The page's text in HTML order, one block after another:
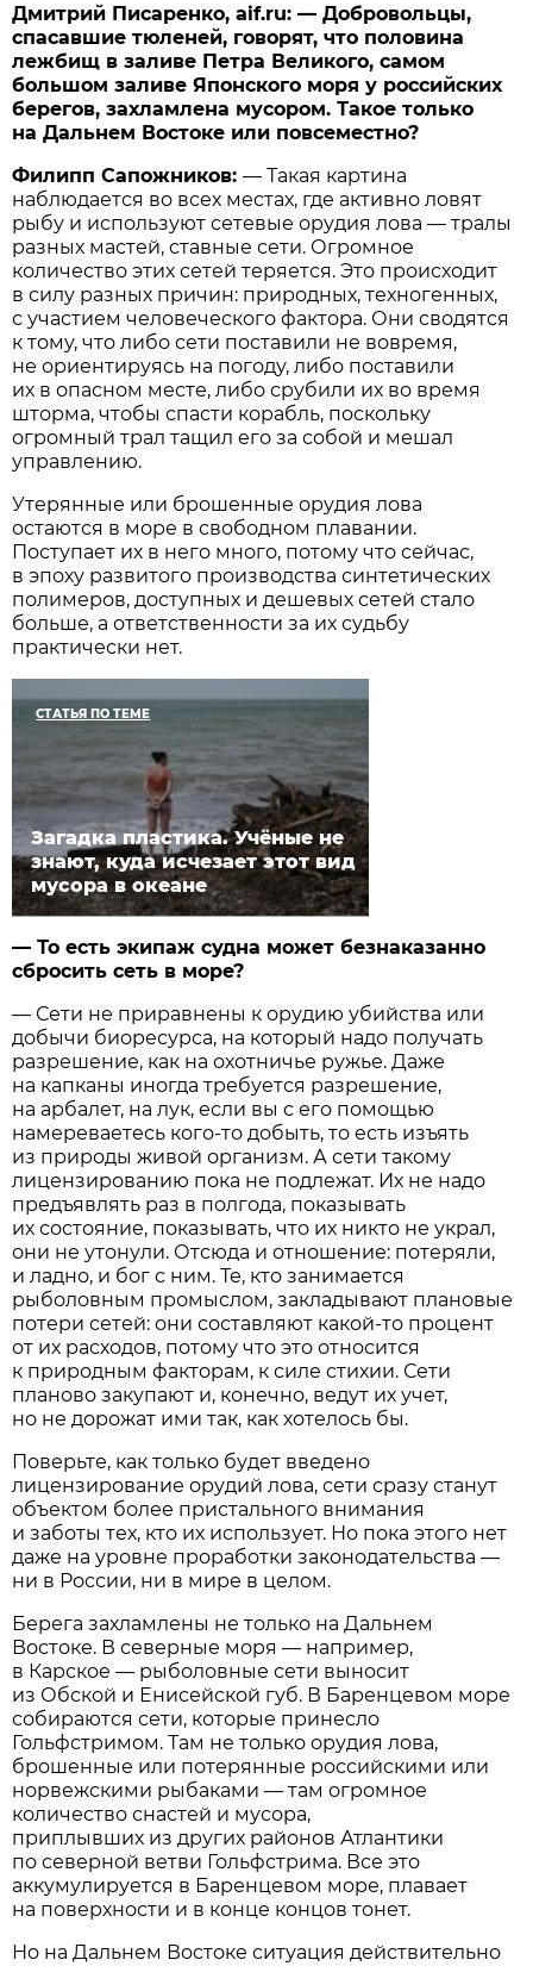
Дмитрий Писаренко, aif.ru: — Добровольцы,
спасавшие тюленей, говорят, что половина
лежбищ в заливе Петра Великого,самом
большом заливе Японского моря у российских
берегов,захламлена мусором. Такое только
на Дальнем Востоке или повсеместно?
Филипп Сапожников:— Такая картина
наблюдается во всех местах, где активно ловят
рыбу и используют сетевые орудия лова — тралы
разных мастей, ставные сети. Огромное
количество этих сетей теряется. Это происходит
в силу разных причин: природных, техногенных,
с участием человеческого фактора. Они сводятся
к тому, что либо сети поставили не вовремя,
не ориентируясь на погоду, либо поставили
их в опасном месте, либо срубили их во время
шторма, чтобы спасти корабль, поскольку
огромный трал тащил его за собой и мешал
управлению.
Утерянные или брошенные орудия лова
остаются в море в свободном плавании.
Поступает их в него много, потому что сейчас,
в эпоху развитого производства синтетических
полимеров, доступных и дешевых сетей стало
больше, а ответственности за их судьбу
практически нет.
СТАТЬЯ ПО ТЕМЕ
Загадка пластика. Учёные не
знают, куда исчезает этот вид
мусора в океане
— То есть экипаж судна может безнаказанно
сбросить сеть в море?
— Сети не приравнены к орудию убийства или
добычи биоресурса, на который надо получать
разрешение, как на охотничье ружье. Даже
на капканы иногда требуется разрешение,
на арбалет, на лук, если вы с его помощью
намереваетесь кого-то добыть, то есть изъять
из природы живой организм. А сети такому
лицензированию пока не подлежат. Их не надо
предъявлять раз в полгода, показывать
их состояние, показывать, что их никто не украл,
они не утонули. Отсюда и отношение: потеряли,
и ладно, и бог с ним. Те, кто занимается
рыболовным промыслом, закладывают плановые
потери сетей: они составляют какой-то процент
от их расходов, потому что это относится
к природным факторам, к силе стихии. Сети
планово закупают и, конечно, ведут их учет,
но не дорожат ими так, как хотелось бы.
Поверьте, как только будет введено
лицензирование орудий лова, сети сразу станут
объектом более пристального внимания
и заботы тех, кто их использует. Но пока этого нет
даже на уровне проработки законодательства —
ни в России, ни в мире в целом.
Берега захламлены не только на Дальнем
Востоке. В северные моря — например,
в Карское — рыболовные сети выносит
из Обской и Енисейской губ. В Баренцевом море
собираются сети, которые принесло
Гольфстримом. Там не только орудия лова,
брошенные или потерянные российскими или
норвежскими рыбаками — там огромное
количество снастей и мусора,
приплывших из других районов Атлантики
по северной ветви Гольфстрима. Все это
аккумулируется в Баренцевом море, плавает
на поверхности и в конце концов тонет.
Но на Дальнем Востоке ситуация действительно